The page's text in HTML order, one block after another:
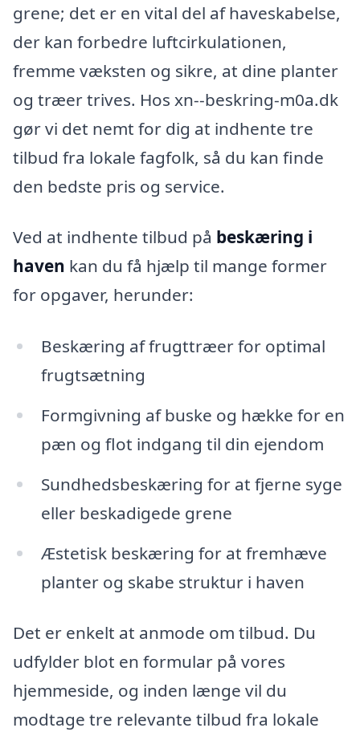
grene; det er en vital del af haveskabelse,
der kan forbedre luftcirkulationen,
fremme væksten og sikre, at dine planter
og træer trives. Hos xn--beskring-m0a.dk
gør vi det nemt for dig at indhente tre
tilbud fra lokale fagfolk, så du kan finde
den bedste pris og service.
Ved at indhente tilbud på beskæring i
haven kan du få hjælp til mange former
for opgaver, herunder:
Beskæring af frugttræer for optimal
frugtsætning
Formgivning af buske og hække for en
pæn og flot indgang til din ejendom
Sundhedsbeskæring for at fjerne syge
eller beskadigede grene
Æstetisk beskæring for at fremhæve
planter og skabe struktur i haven
Det er enkelt at anmode om tilbud. Du
udfylder blot en formular på vores
hjemmeside, og inden længe vil du
modtage tre relevante tilbud fra lokale